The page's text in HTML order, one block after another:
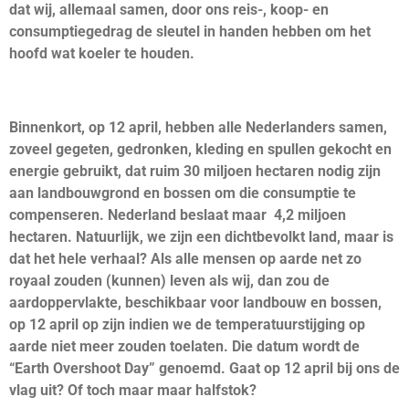
dat wij, allemaal samen, door ons reis-, koop- en
consumptiegedrag de sleutel in handen hebben om het
hoofd wat koeler te houden.
Binnenkort, op 12 april, hebben alle Nederlanders samen,
zoveel gegeten, gedronken, kleding en spullen gekocht en
energie gebruikt, dat ruim 30 miljoen hectaren nodig zijn
aan landbouwgrond en bossen om die consumptie te
compenseren. Nederland beslaat maar 4,2 miljoen
hectaren. Natuurlijk, we zijn een dichtbevolkt land, maar is
dat het hele verhaal? Als alle mensen op aarde net zo
royaal zouden (kunnen) leven als wij, dan zou de
aardoppervlakte, beschikbaar voor landbouw en bossen,
op 12 april op zijn indien we de temperatuurstijging op
aarde niet meer zouden toelaten. Die datum wordt de
“Earth Overshoot Day” genoemd. Gaat op 12 april bij ons de
vlag uit? Of toch maar maar halfstok?